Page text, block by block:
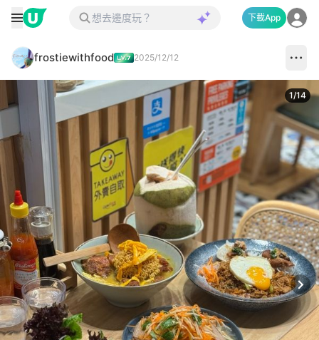
下載App
frostiewithfood 2025/12/12
1/14